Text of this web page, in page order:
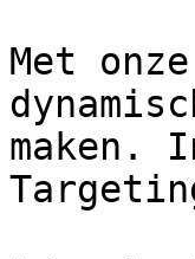
Met
maken.